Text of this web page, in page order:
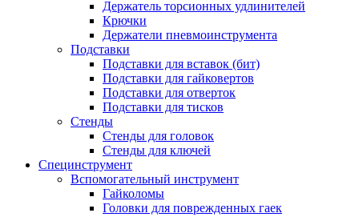
Держатель торсионных удлинителей
Крючки
Держатели пневмоинструмента
Подставки
Подставки для вставок (бит)
Подставки для гайковертов
Подставки для отверток
Подставки для тисков
Стенды
Стенды для головок
Стенды для ключей
Специнструмент
Вспомогательный инструмент
Гайколомы
Головки для поврежденных гаек